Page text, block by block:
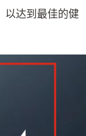
以达到最佳的健